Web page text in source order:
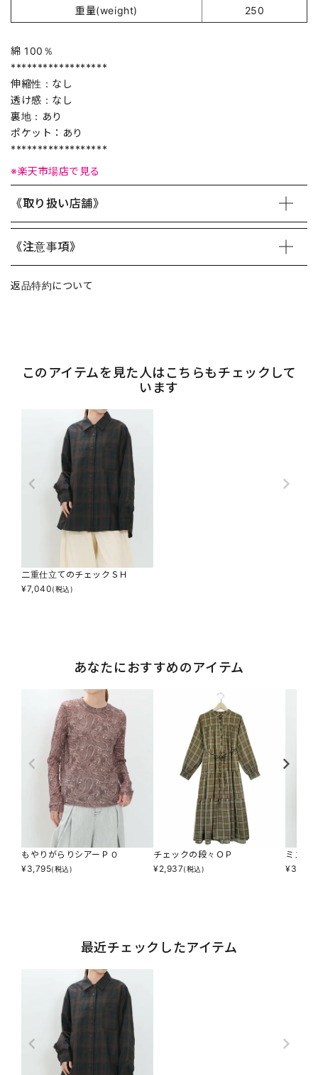
重量(weight) 250
綿 100％
******************
伸縮性：なし
透け感：なし
裏地：あり
ポケット：あり
******************
※楽天市場店で見る
《取り扱い店舗》
《注意事項》
返品特約について
このアイテムを見た人はこちらもチェックして
います
二重仕立てのチェックＳＨ
¥7,040(税込)
あなたにおすすめのアイテム
もやりがらりシアーＰＯ
¥3,795(税込)
チェックの段々ＯＰ
¥2,937(税込)
ミスシ
¥3,795
最近チェックしたアイテム